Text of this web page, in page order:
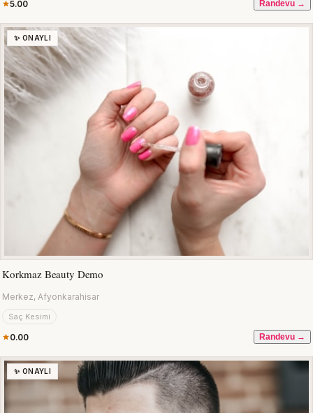
5.00 Randevu →
✨ ONAYLI
Korkmaz Beauty Demo
Merkez, Afyonkarahisar
Saç Kesimi
0.00 Randevu →
✨ ONAYLI